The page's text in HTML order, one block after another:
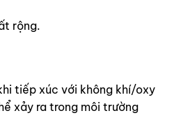
rộng.
tiếp xúc với không khí/oxy
xảy ra trong môi trường